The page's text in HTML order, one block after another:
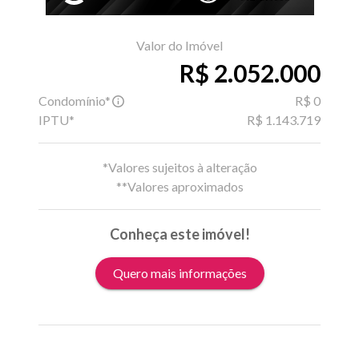
Valor do Imóvel
R$ 2.052.000
Condomínio*
R$ 0
IPTU*
R$ 1.143.719
*Valores sujeitos à alteração
**Valores aproximados
Conheça este imóvel!
Quero mais informações